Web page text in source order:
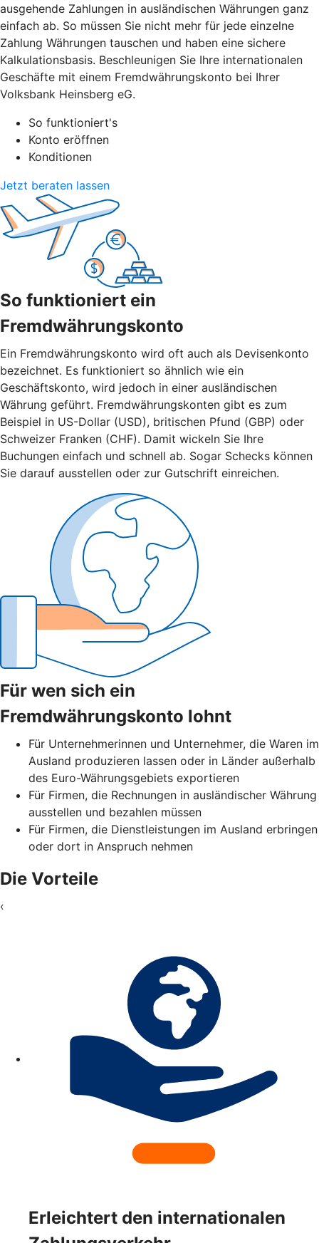
ausgehende Zahlungen in ausländischen Währungen ganz
einfach ab. So müssen Sie nicht mehr für jede einzelne
Zahlung Währungen tauschen und haben eine sichere
Kalkulationsbasis. Beschleunigen Sie Ihre internationalen
Geschäfte mit einem Fremdwährungskonto bei Ihrer
Volksbank Heinsberg eG.
So funktioniert's
Konto eröffnen
Konditionen
Jetzt beraten lassen
So funktioniert ein
Fremdwährungskonto
Ein Fremdwährungskonto wird oft auch als Devisenkonto
bezeichnet. Es funktioniert so ähnlich wie ein
Geschäftskonto, wird jedoch in einer ausländischen
Währung geführt. Fremdwährungskonten gibt es zum
Beispiel in US-Dollar (USD), britischen Pfund (GBP) oder
Schweizer Franken (CHF). Damit wickeln Sie Ihre
Buchungen einfach und schnell ab. Sogar Schecks können
Sie darauf ausstellen oder zur Gutschrift einreichen.
Für wen sich ein
Fremdwährungskonto lohnt
Für Unternehmerinnen und Unternehmer, die Waren im
Ausland produzieren lassen oder in Länder außerhalb
des Euro-Währungsgebiets exportieren
Für Firmen, die Rechnungen in ausländischer Währung
ausstellen und bezahlen müssen
Für Firmen, die Dienstleistungen im Ausland erbringen
oder dort in Anspruch nehmen
Die Vorteile
‹
Erleichtert den internationalen